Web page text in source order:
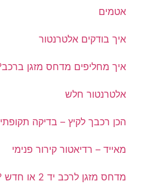
אטמים
איך בודקים אלטרנטור
איך מחליפים מדחס מזגן ברכב?
אלטרנטור חלש
הכן רכבך לקיץ – בדיקה תקופתית
מאייד – רדיאטור קירור פנימי
מדחס מזגן לרכב יד 2 או חדש ?